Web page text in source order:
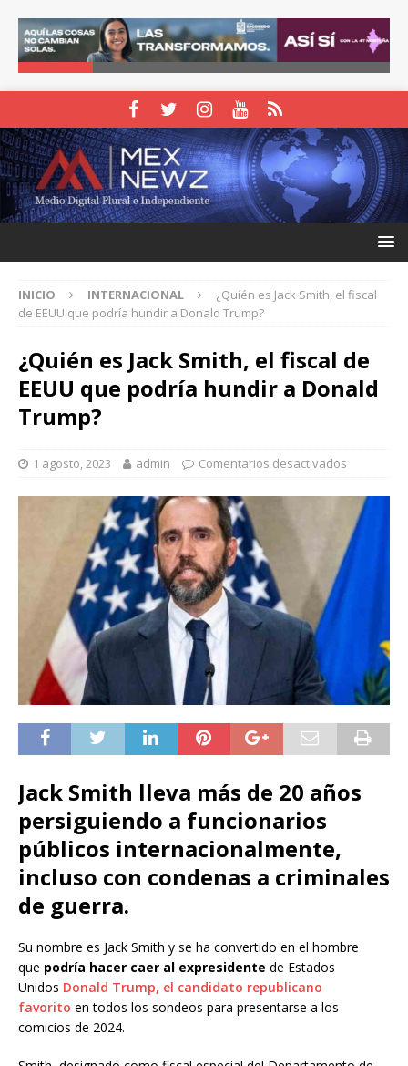
INICIO INTERNACIONAL
¿Quién es Jack Smith, el fiscal
de EEUU que podría hundir a Donald Trump?
¿Quién es Jack Smith, el fiscal de
EEUU que podría hundir a Donald
Trump?
1 agosto, 2023 admin Comentarios desactivados
Jack Smith lleva más de 20 años
persiguiendo a funcionarios
públicos internacionalmente,
incluso con condenas a criminales
de guerra.
Su nombre es Jack Smith y se ha convertido en el hombre
que podría hacer caer al expresidente de Estados
Unidos Donald Trump, el candidato republicano
favorito en todos los sondeos para presentarse a los
comicios de 2024.